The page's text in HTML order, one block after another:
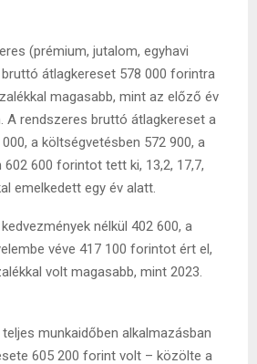
(prémium, jutalom, egyhavi
átlagkereset 578 000 forintra
magasabb, mint az előző év
A rendszeres bruttó átlagkereset a
a költségvetésben 572 900, a
600 forintot tett ki, 13,2, 17,7,
emelkedett egy év alatt.
nélkül 402 600, a
véve 417 100 forintot ért el,
volt magasabb, mint 2023.
munkaidőben alkalmazásban
605 200 forint volt – közölte a